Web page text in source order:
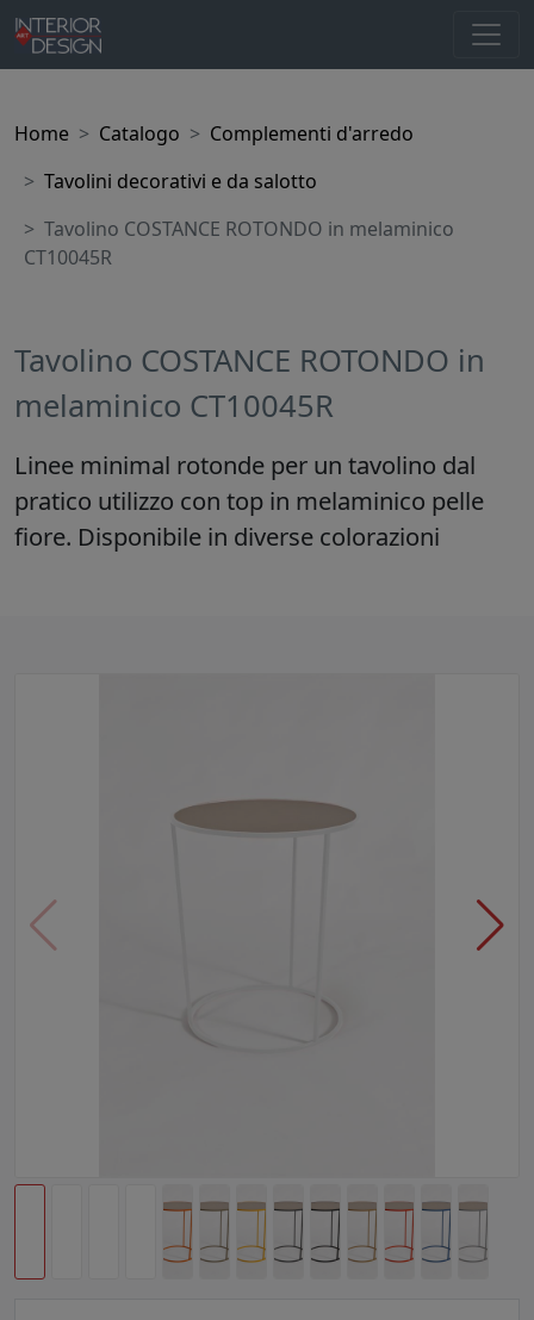
Home Catalogo
Complementi d'arredo
Tavolini decorativi e da salotto
Tavolino COSTANCE ROTONDO in melaminico
CT10045R
Tavolino COSTANCE ROTONDO in
melaminico CT10045R
Linee minimal rotonde per un tavolino dal
pratico utilizzo con top in melaminico pelle
fiore. Disponibile in diverse colorazioni